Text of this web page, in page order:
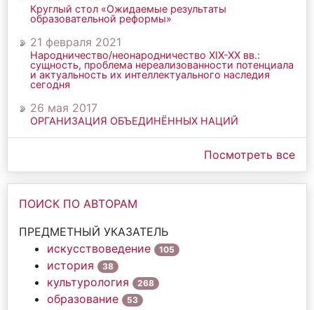
Круглый стол «Ожидаемые результаты
образовательной реформы»
21 февраля 2021
Народничество/неонародничество ХIХ-ХХ вв.:
сущность, проблема нереализованности потенциала
и актуальность их интеллектуального наследия
сегодня
26 мая 2017
ОРГАНИЗАЦИЯ ОБЪЕДИНЁННЫХ НАЦИЙ
Посмотреть все
ПОИСК ПО АВТОРАМ
ПРЕДМЕТНЫЙ УКАЗАТЕЛЬ
искусствоведение
105
история 38
культурология 268
образование 53